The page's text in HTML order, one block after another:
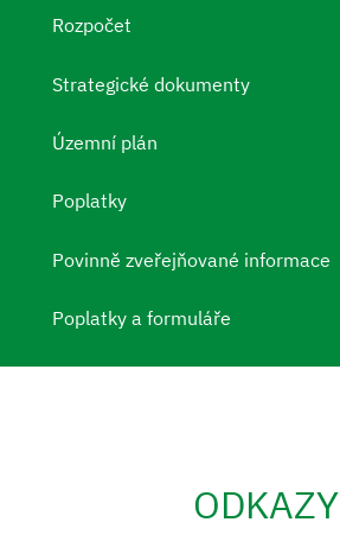
Rozpočet
Strategické dokumenty
Územní plán
Poplatky
Povinně zveřejňované informace
Poplatky a formuláře
ODKAZY